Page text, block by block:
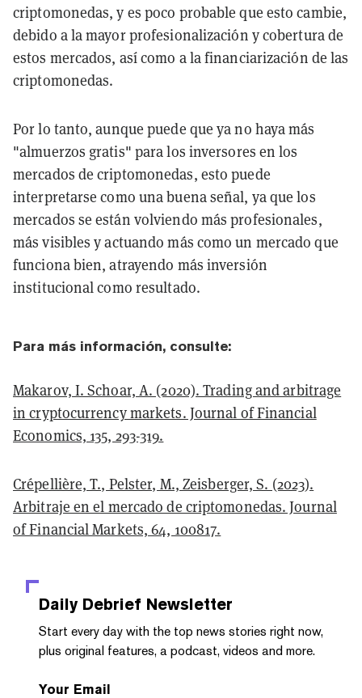
criptomonedas, y es poco probable que esto cambie,
debido a la mayor profesionalización y cobertura de
estos mercados, así como a la financiarización de las
criptomonedas.
Por lo tanto, aunque puede que ya no haya más
"almuerzos gratis" para los inversores en los
mercados de criptomonedas, esto puede
interpretarse como una buena señal, ya que los
mercados se están volviendo más profesionales,
más visibles y actuando más como un mercado que
funciona bien, atrayendo más inversión
institucional como resultado.
Para más información, consulte:
Makarov, I. Schoar, A. (2020). Trading and arbitrage
in cryptocurrency markets. Journal of Financial
Economics, 135, 293-319.
Crépellière, T., Pelster, M., Zeisberger, S. (2023).
Arbitraje en el mercado de criptomonedas. Journal
of Financial Markets, 64, 100817.
Daily Debrief Newsletter
Start every day with the top news stories right now,
plus original features, a podcast, videos and more.
Your Email